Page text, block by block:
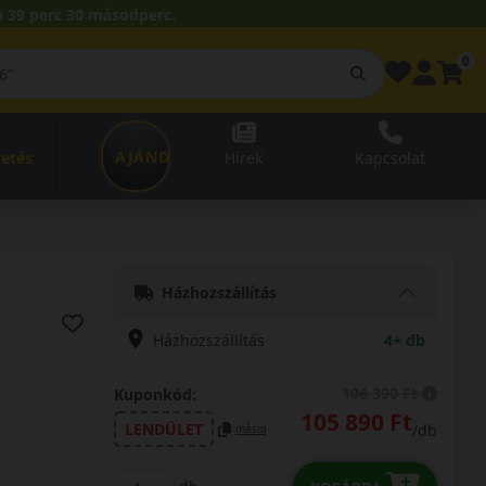
39 perc 29 másodperc.
AJÁNDÉKUTALVÁNY
Házhozszállítás
Házhozszállítás 4+ db
Kuponkód:
LENDÜLET
másol 105 890 Ft/db